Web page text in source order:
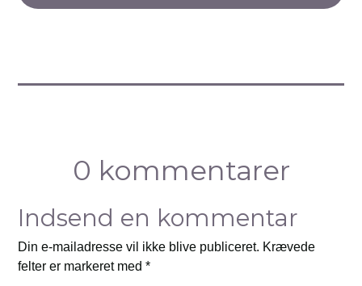
0 kommentarer
Indsend en kommentar
Din e-mailadresse vil ikke blive publiceret. Krævede
felter er markeret med*